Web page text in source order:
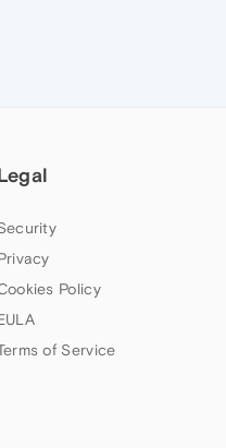
Policy
of Service